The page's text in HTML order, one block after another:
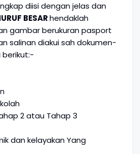
diisi dengan jelas dan
BESARhendaklah
gambar berukuran pasport
salinan diakui sah dokumen-
2 atau Tahap 3
dan kelayakan Yang